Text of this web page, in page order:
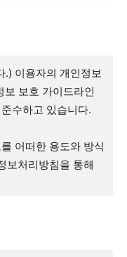
.) 이용자의 개인정보
보 보호 가이드라인
수하고 있습니다.
어떠한 용도와 방식
보처리방침을 통해
것입니다.